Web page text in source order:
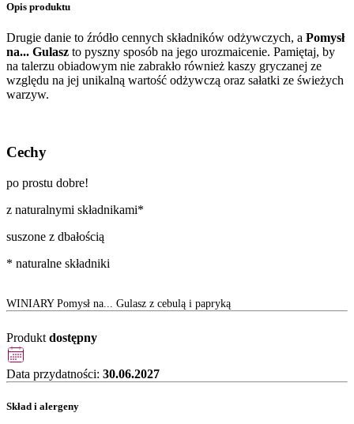
Opis produktu
Drugie danie to źródło cennych składników odżywczych, a Pomysł
na... Gulasz to pyszny sposób na jego urozmaicenie. Pamiętaj, by
na talerzu obiadowym nie zabrakło również kaszy gryczanej ze
względu na jej unikalną wartość odżywczą oraz sałatki ze świeżych
warzyw.
Cechy
po prostu dobre!
z naturalnymi składnikami*
suszone z dbałością
* naturalne składniki
WINIARY Pomysł na... Gulasz z cebulą i papryką
Produkt dostępny
Data przydatności: 30.06.2027
Skład i alergeny